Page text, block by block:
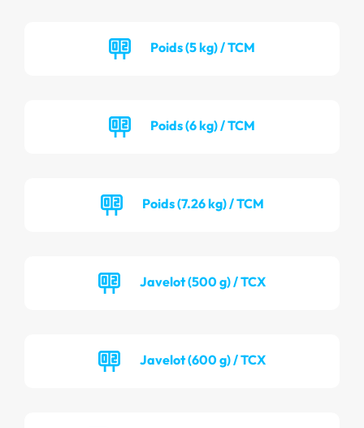
Poids (5 kg) / TCM
Poids (6 kg) / TCM
Poids (7.26 kg) / TCM
Javelot (500 g) / TCX
Javelot (600 g) / TCX